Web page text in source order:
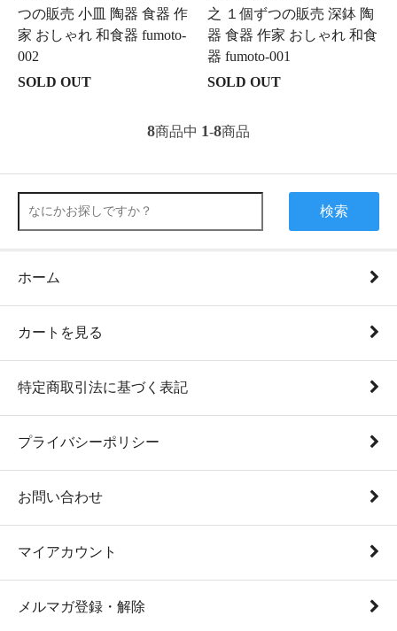
つの販売 小皿 陶器 食器 作
家 おしゃれ 和食器 fumoto-
002
SOLD OUT
之 １個ずつの販売 深鉢 陶
器 食器 作家 おしゃれ 和食
器 fumoto-001
SOLD OUT
8商品中 1-8商品
検索
ホーム
カートを見る
特定商取引法に基づく表記
プライバシーポリシー
お問い合わせ
マイアカウント
メルマガ登録・解除